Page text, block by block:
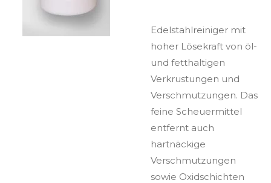
Edelstahlreiniger mit
hoher Lösekraft von öl-
und fetthaltigen
Verkrustungen und
Verschmutzungen. Das
feine Scheuermittel
entfernt auch
hartnäckige
Verschmutzungen
sowie Oxidschichten